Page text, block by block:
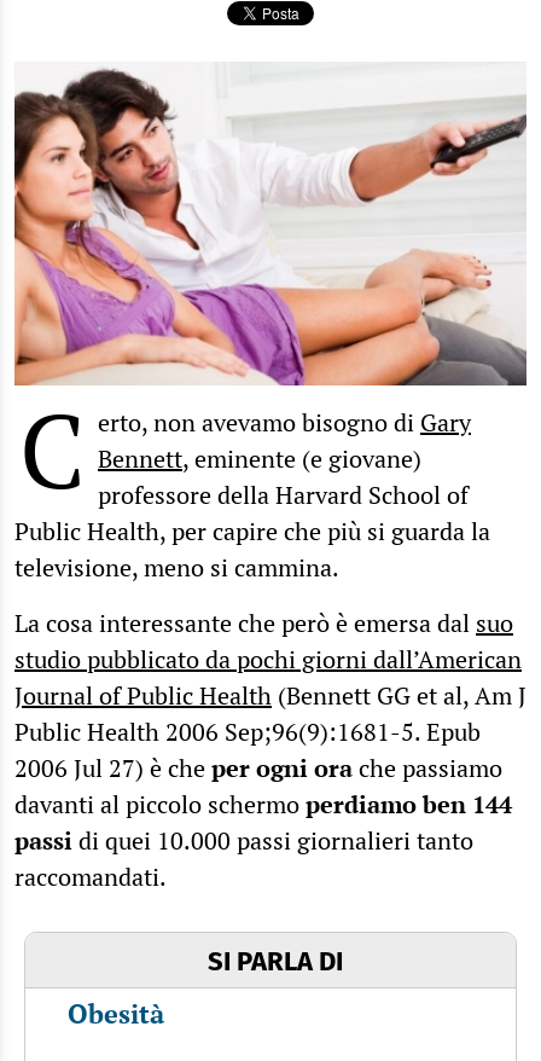
C erto, non avevamo bisogno di Gary
Bennett, eminente (e giovane)
professore della Harvard School of
Public Health, per capire che più si guarda la
televisione, meno si cammina.
La cosa interessante che però è emersa dal suo
studio pubblicato da pochi giorni dall’American
Journal of Public Health (Bennett GG et al, Am J
Public Health 2006 Sep;96(9):1681-5. Epub
2006 Jul 27) è cheper ogni orache passiamo
davanti al piccolo schermoperdiamo ben 144
passidi quei 10.000 passi giornalieri tanto
raccomandati.
SI PARLA DI
Obesità